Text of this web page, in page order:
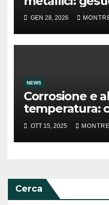
GEN 28, 2026
NEWS
Corrosione e
temperatura:
preservare un
termometrico
OTT 15, 2025 MONTRE
Cerca